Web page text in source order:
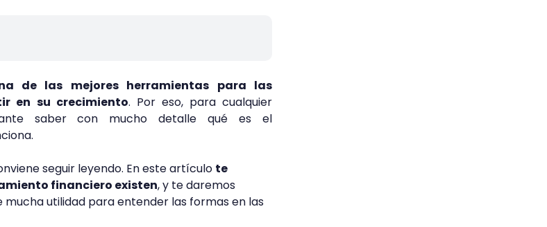
de las mejores herramientas para las
en su crecimiento. Por eso, para cualquier
saber con mucho detalle qué es el
seguir leyendo. En este artículo te
financiero existen, y te daremos
utilidad para entender las formas en las